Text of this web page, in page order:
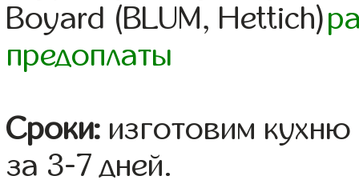
Boyard (BLUM, Hettich)
предоплаты
Сроки: изготовим
за 3-7 дней.